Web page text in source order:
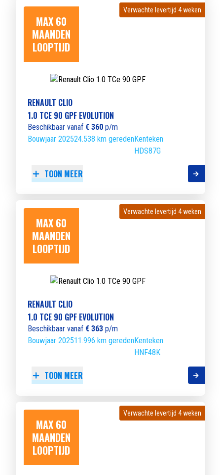
MAX 60
MAANDEN
LOOPTIJD
Verwachte levertijd 4 weken
Verwachte levertijd 4 weken
RENAULT CLIO
1.0 TCE 90 GPF EVOLUTION
Beschikbaar vanaf € 360 p/m
Bouwjaar 202524.538 km geredenKenteken
HDS87G
TOON MEER
MAX 60
MAANDEN
LOOPTIJD
Verwachte levertijd 4 weken
Verwachte levertijd 4 weken
RENAULT CLIO
1.0 TCE 90 GPF EVOLUTION
Beschikbaar vanaf € 363 p/m
Bouwjaar 202511.996 km geredenKenteken
HNF48K
TOON MEER
MAX 60
MAANDEN
LOOPTIJD
Verwachte levertijd 4 weken
Verwachte levertijd 4 weken